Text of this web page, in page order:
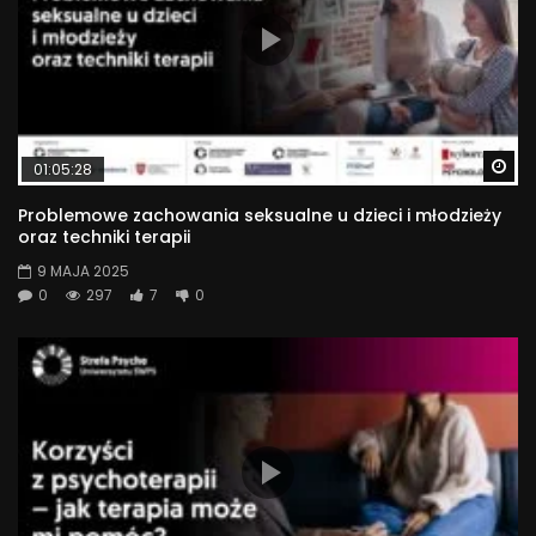
01:05:28
Problemowe zachowania seksualne u dzieci i młodzieży
oraz techniki terapii
9 MAJA 2025
0
297 7 0